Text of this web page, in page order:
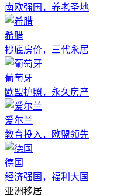
南欧强国，养老圣地
希腊
抄底房价，三代永居
葡萄牙
欧盟护照，永久房产
爱尔兰
教育投入，欧盟领先
德国
经济强国，福利大国
亚洲移居